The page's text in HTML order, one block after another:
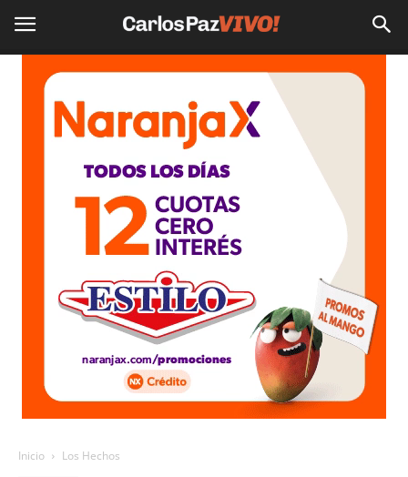
Inicio Los Hechos